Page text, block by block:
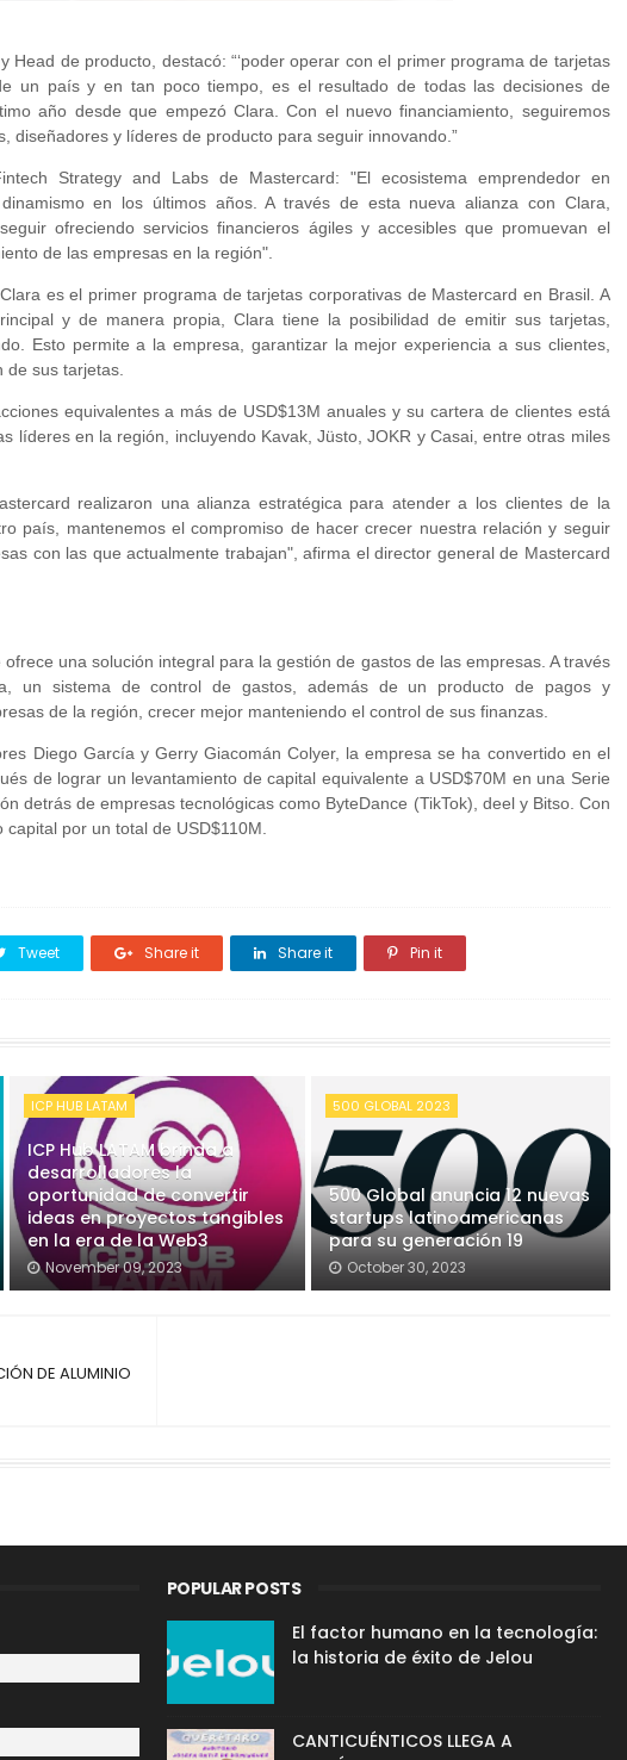
Head de producto, destacó: “‘poder operar con el primer programa de tarjetas
un país y en tan poco tiempo, es el resultado de todas las decisiones de
año desde que empezó Clara. Con el nuevo financiamiento, seguiremos
diseñadores y líderes de producto para seguir innovando.”
Strategy and Labs de Mastercard: "El ecosistema emprendedor en
en los últimos años. A través de esta nueva alianza con Clara,
ofreciendo servicios financieros ágiles y accesibles que promuevan el
de las empresas en la región".
es el primer programa de tarjetas corporativas de Mastercard en Brasil. A
y de manera propia, Clara tiene la posibilidad de emitir sus tarjetas,
Esto permite a la empresa, garantizar la mejor experiencia a sus clientes,
sus tarjetas.
equivalentes a más de USD$13M anuales y su cartera de clientes está
líderes en la región, incluyendo Kavak, Jüsto, JOKR y Casai, entre otras miles
realizaron una alianza estratégica para atender a los clientes de la
país, mantenemos el compromiso de hacer crecer nuestra relación y seguir
con las que actualmente trabajan", afirma el director general de Mastercard
una solución integral para la gestión de gastos de las empresas. A través
un sistema de control de gastos, además de un producto de pagos y
de la región, crecer mejor manteniendo el control de sus finanzas.
Diego García y Gerry Giacomán Colyer, la empresa se ha convertido en el
de lograr un levantamiento de capital equivalente a USD$70M en una Serie
detrás de empresas tecnológicas como ByteDance (TikTok), deel y Bitso. Con
por un total de USD$110M.
Tweet Share it Share it Pin it
ICP HUB LATAM
ICP Hub LATAM brinda a
desarrolladores la
oportunidad de convertir
ideas en proyectos tangibles
en la era de la Web3
November 09, 2023
500 GLOBAL 2023
500 Global anuncia 12 nuevas
startups latinoamericanas
para su generación 19
October 30, 2023
DE ALUMINIO
POPULAR POSTS
El factor humano en la tecnología:
la historia de éxito de Jelou
CANTICUÉNTICOS LLEGA A